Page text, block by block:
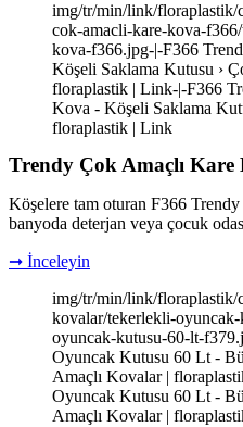
img/tr/min/link/floraplastik/
cok-amacli-kare-kova-
kova-f366.jpg-|-F366
Köşeli Saklama Kutusu ›
floraplastik | Link-|-F366
Kova - Köşeli Saklama
floraplastik | Link
Trendy Çok Amaçlı Kare
Köşelere tam oturan F366
banyoda deterjan veya çocuk
➞ İnceleyin
img/tr/min/link/floraplastik/
kovalar/tekerlekli-
oyuncak-kutusu-60-lt-
Oyuncak Kutusu 60 Lt -
Amaçlı Kovalar |
Oyuncak Kutusu 60 Lt -
Amaçlı Kovalar |